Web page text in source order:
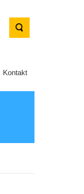
Kontakt